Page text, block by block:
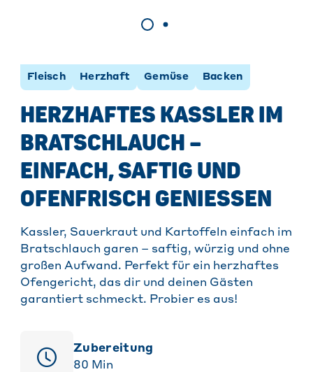
Fleisch Herzhaft Gemüse Backen
HERZHAFTES KASSLER IM
BRATSCHLAUCH –
EINFACH, SAFTIG UND
OFENFRISCH GENIESSEN
Kassler, Sauerkraut und Kartoffeln einfach im
Bratschlauch garen – saftig, würzig und ohne
großen Aufwand. Perfekt für ein herzhaftes
Ofengericht, das dir und deinen Gästen
garantiert schmeckt. Probier es aus!
Zubereitung
80 Min